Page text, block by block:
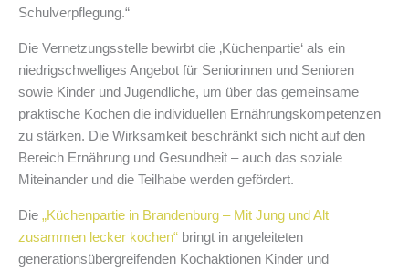
Schulverpflegung.“
Die Vernetzungsstelle bewirbt die ‚Küchenpartie‘ als ein
niedrigschwelliges Angebot für Seniorinnen und Senioren
sowie Kinder und Jugendliche, um über das gemeinsame
praktische Kochen die individuellen Ernährungskompetenzen
zu stärken. Die Wirksamkeit beschränkt sich nicht auf den
Bereich Ernährung und Gesundheit – auch das soziale
Miteinander und die Teilhabe werden gefördert.
Die „Küchenpartie in Brandenburg – Mit Jung und Alt
zusammen lecker kochen“ bringt in angeleiteten
generationsübergreifenden Kochaktionen Kinder und